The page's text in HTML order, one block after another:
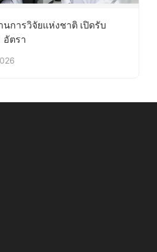
นการวิจัยแห่งชาติ เปิดรับ
อัตรา